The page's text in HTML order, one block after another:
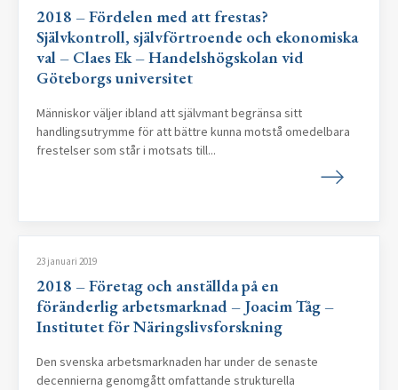
2018 – Fördelen med att frestas?
Självkontroll, självförtroende och ekonomiska
val – Claes Ek – Handelshögskolan vid
Göteborgs universitet
Människor väljer ibland att självmant begränsa sitt
handlingsutrymme för att bättre kunna motstå omedelbara
frestelser som står i motsats till...
23 januari 2019
2018 – Företag och anställda på en
föränderlig arbetsmarknad – Joacim Tåg –
Institutet för Näringslivsforskning
Den svenska arbetsmarknaden har under de senaste
decennierna genomgått omfattande strukturella